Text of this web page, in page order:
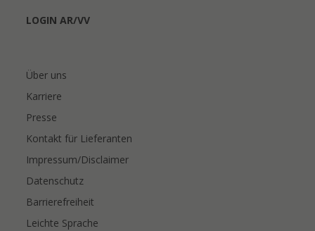
LOGIN AR/VV
Über uns
Karriere
Presse
Kontakt für Lieferanten
Impressum/Disclaimer
Datenschutz
Barrierefreiheit
Leichte Sprache